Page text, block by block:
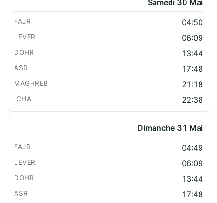
Samedi 30 Mai
04:50
06:09
13:44
17:48
21:18
22:38
Dimanche 31 Mai
04:49
06:09
13:44
17:48